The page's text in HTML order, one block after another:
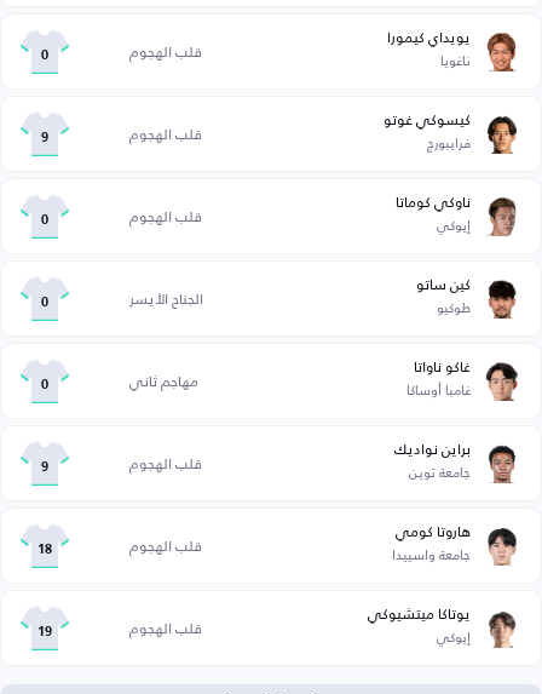
يويداي كيمورا
ناغويا قلب الهجوم 0
كيسوكي غوتو
فرايبورج قلب الهجوم 9
ناوكي كوماتا
إيوكي قلب الهجوم 0
كين ساتو
طوكيو الجناح الأيسر 0
غاكو ناواتا
غامبا أوساكا مهاجم ثاني 0
براين نواديك
جامعة توين قلب الهجوم 9
هاروتا كومي
جامعة واسييدا قلب الهجوم 18
يوتاكا ميتشيوكي
إيوكي قلب الهجوم 19